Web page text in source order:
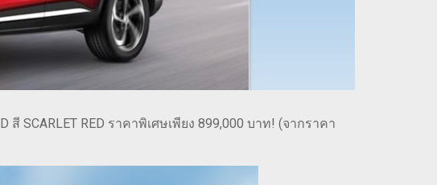
SCARLET RED ราคาพิเศษเพียง 899,000 บาท! (จากราคา